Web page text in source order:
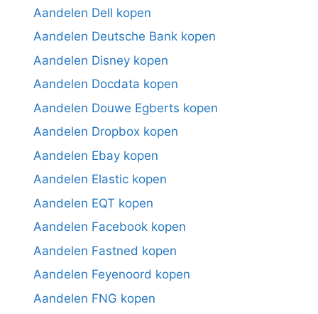
Aandelen Dell kopen
Aandelen Deutsche Bank kopen
Aandelen Disney kopen
Aandelen Docdata kopen
Aandelen Douwe Egberts kopen
Aandelen Dropbox kopen
Aandelen Ebay kopen
Aandelen Elastic kopen
Aandelen EQT kopen
Aandelen Facebook kopen
Aandelen Fastned kopen
Aandelen Feyenoord kopen
Aandelen FNG kopen